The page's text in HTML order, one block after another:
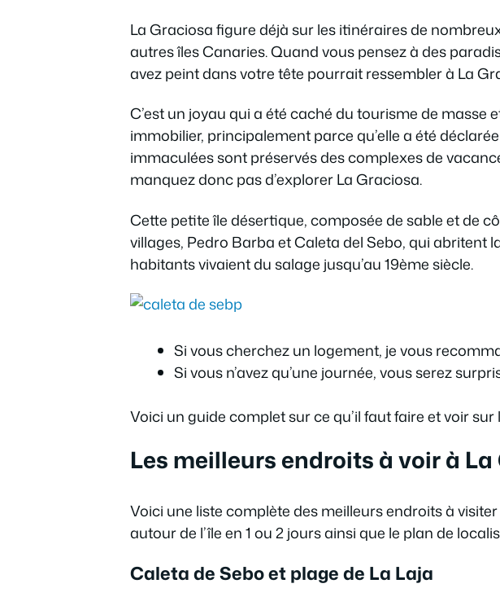
La Graciosa figure déjà sur les itinéraires de
autres îles Canaries. Quand vous pensez à des
avez peint dans votre tête pourrait ressembler à La
C’est un joyau qui a été caché du tourisme de
immobilier, principalement parce qu’elle a été
immaculées sont préservés des complexes de
manquez donc pas d’explorer La Graciosa.
Cette petite île désertique, composée de sable et de
villages, Pedro Barba et Caleta del Sebo, qui abritent
habitants vivaient du salage jusqu’au 19ème siècle.
Si vous cherchez un logement, je vous
Si vous n’avez qu’une journée, vous serez
Voici un guide complet sur ce qu’il faut faire et voir sur
Les meilleurs endroits à voir à
Voici une liste complète des meilleurs endroits à
autour de l’île en 1 ou 2 jours ainsi que le plan de
Caleta de Sebo et plage de La Laja